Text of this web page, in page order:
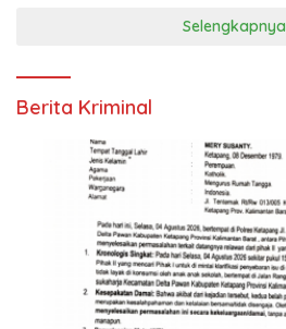
Selengkapnya
Berita Kriminal